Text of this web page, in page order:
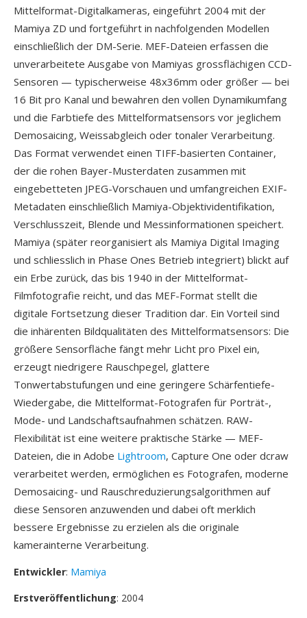
Mittelformat-Digitalkameras, eingeführt 2004 mit der
Mamiya ZD und fortgeführt in nachfolgenden Modellen
einschließlich der DM-Serie. MEF-Dateien erfassen die
unverarbeitete Ausgabe von Mamiyas grossflächigen CCD-
Sensoren — typischerweise 48x36mm oder größer — bei
16 Bit pro Kanal und bewahren den vollen Dynamikumfang
und die Farbtiefe des Mittelformatsensors vor jeglichem
Demosaicing, Weissabgleich oder tonaler Verarbeitung.
Das Format verwendet einen TIFF-basierten Container,
der die rohen Bayer-Musterdaten zusammen mit
eingebetteten JPEG-Vorschauen und umfangreichen EXIF-
Metadaten einschließlich Mamiya-Objektividentifikation,
Verschlusszeit, Blende und Messinformationen speichert.
Mamiya (später reorganisiert als Mamiya Digital Imaging
und schliesslich in Phase Ones Betrieb integriert) blickt auf
ein Erbe zurück, das bis 1940 in der Mittelformat-
Filmfotografie reicht, und das MEF-Format stellt die
digitale Fortsetzung dieser Tradition dar. Ein Vorteil sind
die inhärenten Bildqualitäten des Mittelformatsensors: Die
größere Sensorfläche fängt mehr Licht pro Pixel ein,
erzeugt niedrigere Rauschpegel, glattere
Tonwertabstufungen und eine geringere Schärfentiefe-
Wiedergabe, die Mittelformat-Fotografen für Porträt-,
Mode- und Landschaftsaufnahmen schätzen. RAW-
Flexibilität ist eine weitere praktische Stärke — MEF-
Dateien, die in Adobe Lightroom, Capture One oder dcraw
verarbeitet werden, ermöglichen es Fotografen, moderne
Demosaicing- und Rauschreduzierungsalgorithmen auf
diese Sensoren anzuwenden und dabei oft merklich
bessere Ergebnisse zu erzielen als die originale
kamerainterne Verarbeitung.
Entwickler: Mamiya
Erstveröffentlichung: 2004